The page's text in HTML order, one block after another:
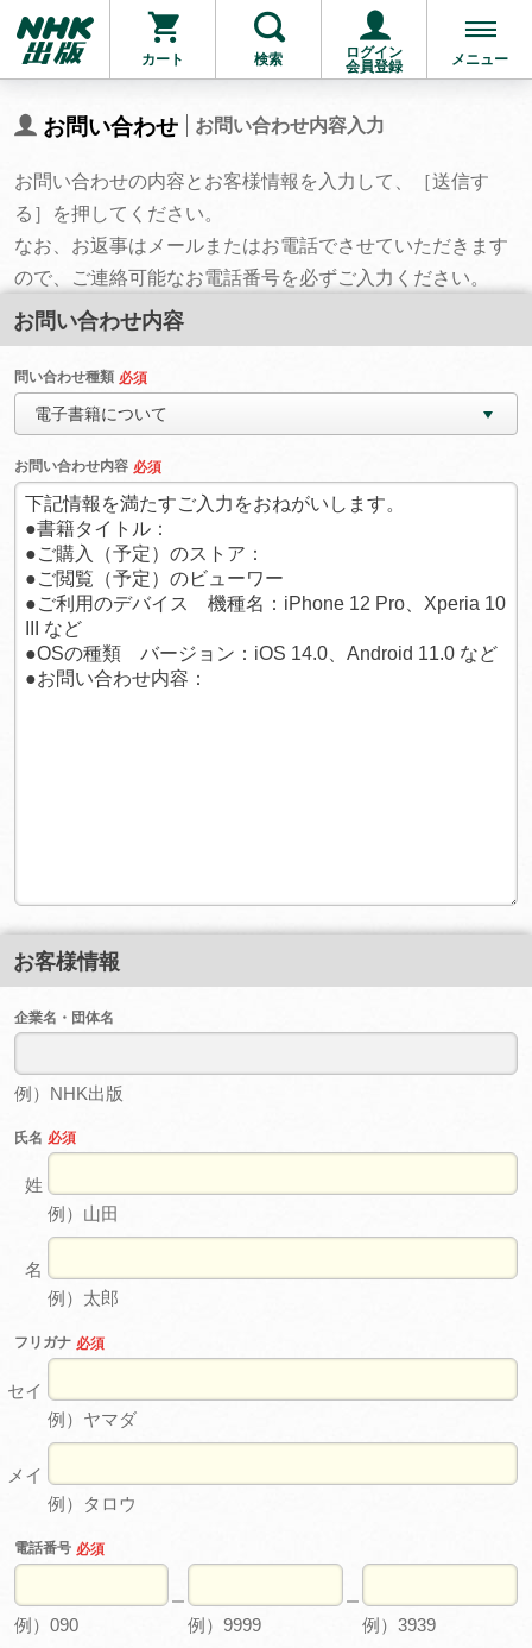
カート 検索
ログイン
会員登録
メニュー
お問い合わせ お問い合わせ内容入力
お問い合わせの内容とお客様情報を入力して、［送信す
る］を押してください。
なお、お返事はメールまたはお電話でさせていただきます
ので、ご連絡可能なお電話番号を必ずご入力ください。
お問い合わせ内容
問い合わせ種類 必須
電子書籍について
お問い合わせ内容 必須
お客様情報
企業名・団体名
例）NHK出版
氏名 必須
例）山田
姓
例）太郎
名
フリガナ 必須
例）ヤマダ
セイ
例）タロウ
メイ
電話番号 必須
例）090 例）9999 例）3939